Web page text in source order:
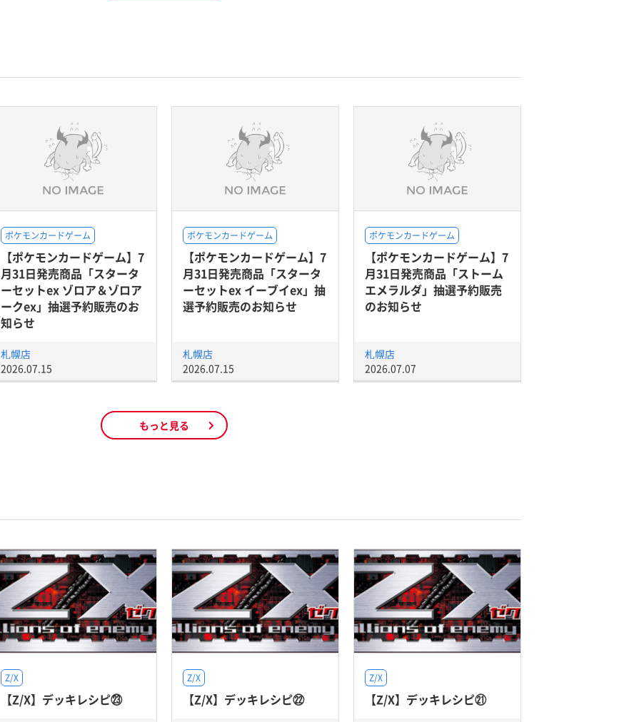
ポケモンカードゲーム
【ポケモンカードゲーム】7
月31日発売商品「スタータ
ーセットex ゾロア＆ゾロア
ークex」抽選予約販売のお
知らせ
札幌店
2026.07.15
ポケモンカードゲーム
【ポケモンカードゲーム】7
月31日発売商品「スタータ
ーセットex イーブイex」抽
選予約販売のお知らせ
札幌店
2026.07.15
ポケモンカードゲーム
【ポケモンカードゲーム】7
月31日発売商品「ストーム
エメラルダ」抽選予約販売
のお知らせ
札幌店
2026.07.07
もっと見る
Z/X
【Z/X】デッキレシピ㉓
Z/X
【Z/X】デッキレシピ㉒
Z/X
【Z/X】デッキレシピ㉑